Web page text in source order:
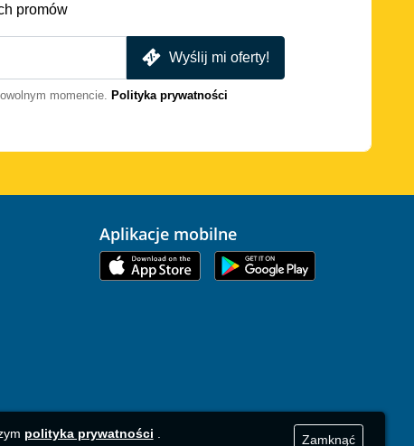
promów
Wyślij mi oferty!
momencie. Polityka prywatności
Aplikacje mobilne
polityka prywatności . Zamknąć